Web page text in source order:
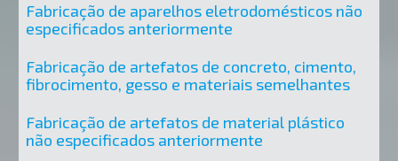
Fabricação de aparelhos eletrodomésticos não
especificados anteriormente
Fabricação de artefatos de concreto, cimento,
fibrocimento, gesso e materiais semelhantes
Fabricação de artefatos de material plástico
não especificados anteriormente